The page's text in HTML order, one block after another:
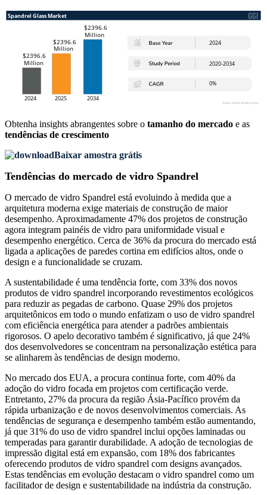
Obtenha insights abrangentes sobre o tamanho do mercado e as
tendências de crescimento
Baixar amostra grátis
Tendências do mercado de vidro Spandrel
O mercado de vidro Spandrel está evoluindo à medida que a
arquitetura moderna exige materiais de construção de maior
desempenho. Aproximadamente 47% dos projetos de construção
agora integram painéis de vidro para uniformidade visual e
desempenho energético. Cerca de 36% da procura do mercado está
ligada a aplicações de paredes cortina em edifícios altos, onde o
design e a funcionalidade se cruzam.
A sustentabilidade é uma tendência forte, com 33% dos novos
produtos de vidro spandrel incorporando revestimentos ecológicos
para reduzir as pegadas de carbono. Quase 29% dos projetos
arquitetônicos em todo o mundo enfatizam o uso de vidro spandrel
com eficiência energética para atender a padrões ambientais
rigorosos. O apelo decorativo também é significativo, já que 24%
dos desenvolvedores se concentram na personalização estética para
se alinharem às tendências de design moderno.
No mercado dos EUA, a procura continua forte, com 40% da
adoção do vidro focada em projetos com certificação verde.
Entretanto, 27% da procura da região Ásia-Pacífico provém da
rápida urbanização e de novos desenvolvimentos comerciais. As
tendências de segurança e desempenho também estão aumentando,
já que 31% do uso de vidro spandrel inclui opções laminadas ou
temperadas para garantir durabilidade. A adoção de tecnologias de
impressão digital está em expansão, com 18% dos fabricantes
oferecendo produtos de vidro spandrel com designs avançados.
Estas tendências em evolução destacam o vidro spandrel como um
facilitador de design e sustentabilidade na indústria da construção.